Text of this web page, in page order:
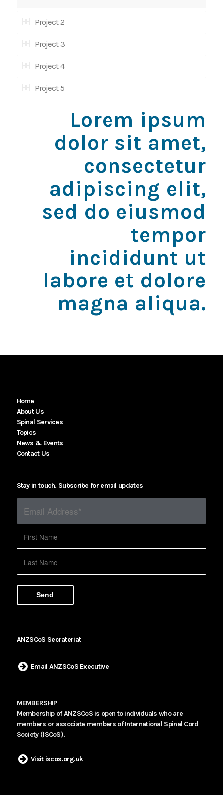
Project 2
Project 3
Project 4
Project 5
Lorem ipsum
dolor sit amet,
consectetur
adipiscing elit,
sed do eiusmod
tempor
incididunt ut
labore et dolore
magna aliqua.
Home
About Us
Spinal Services
Topics
News & Events
Contact Us
Stay in touch. Subscribe for email updates
ANZSCoS Secrateriat
Email ANZSCoS Executive
MEMBERSHIP
Membership of ANZSCoS is open to individuals who are
members or associate members of International Spinal Cord
Society (ISCoS).
Visit iscos.org.uk